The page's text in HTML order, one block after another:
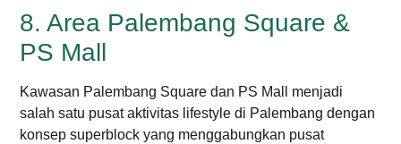
8. Area Palembang Square &
PS Mall
Kawasan Palembang Square dan PS Mall menjadi
salah satu pusat aktivitas lifestyle di Palembang dengan
konsep superblock yang menggabungkan pusat